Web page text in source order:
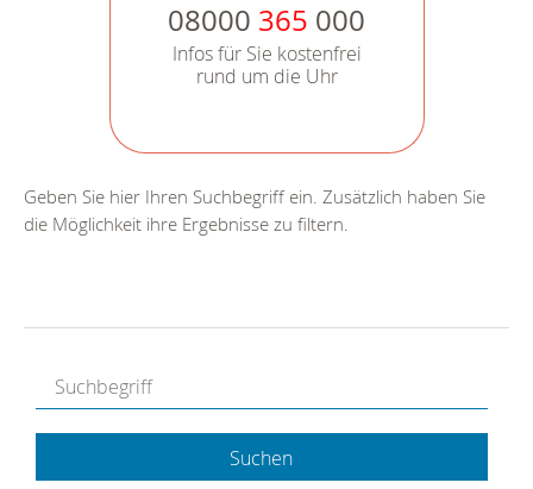
08000 365 000
Infos für Sie kostenfrei
rund um die Uhr
Geben Sie hier Ihren Suchbegriff ein. Zusätzlich haben Sie
die Möglichkeit ihre Ergebnisse zu filtern.
Suchen